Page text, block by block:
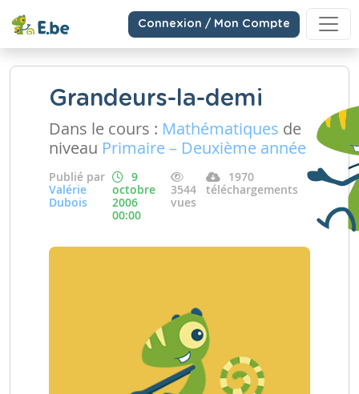
Connexion / Mon Compte
Grandeurs-la-demi
Dans le cours : Mathématiques de
niveau Primaire – Deuxième année
Publié par
Valérie
Dubois
9
octobre
2006
00:00
3544
vues
1970
téléchargements